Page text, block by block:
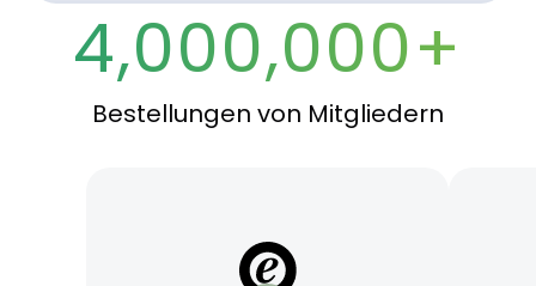
4,000,000+
Bestellungen von Mitgliedern